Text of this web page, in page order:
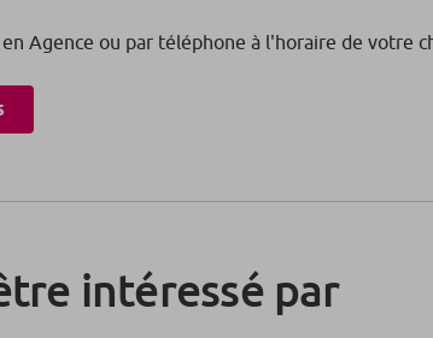
Agence ou par téléphone à l'horaire de votre
intéressé par